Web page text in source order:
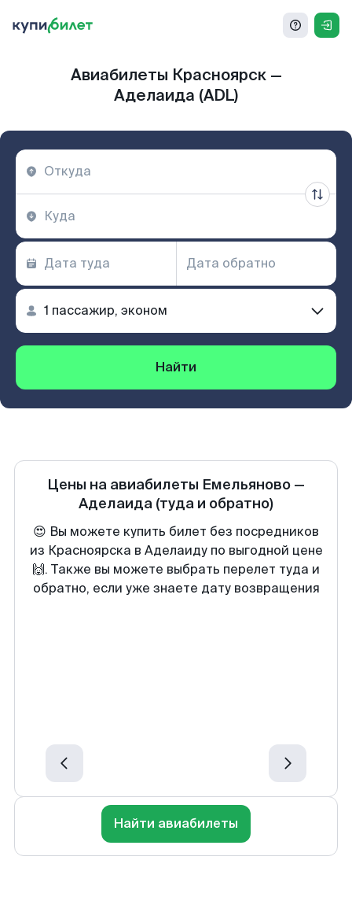
Авиабилеты Красноярск —
Аделаида (ADL)
Найти
Цены на авиабилеты Емельяново —
Аделаида (туда и обратно)
😍 Вы можете купить билет без посредников
из Красноярска в Аделаиду по выгодной цене
🙌. Также вы можете выбрать перелет туда и
обратно, если уже знаете дату возвращения
Найти авиабилеты